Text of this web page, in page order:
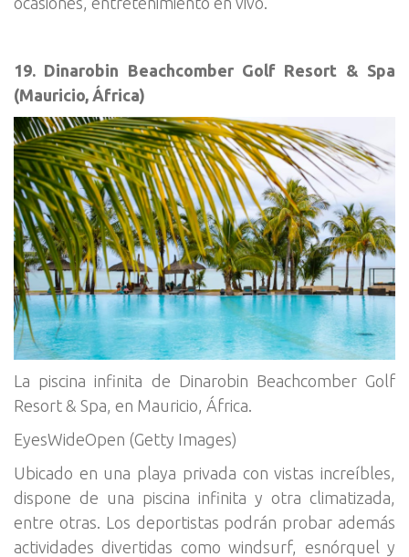
19. Dinarobin Beachcomber Golf Resort & Spa
(Mauricio, África)
La piscina infinita de Dinarobin Beachcomber Golf
Resort & Spa, en Mauricio, África.
EyesWideOpen (Getty Images)
Ubicado en una playa privada con vistas increíbles,
dispone de una piscina infinita y otra climatizada,
entre otras. Los deportistas podrán probar además
actividades divertidas como windsurf, esnórquel y